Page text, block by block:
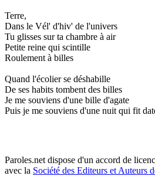
Terre,
Dans le Vél' d'hiv' de l'univers
Tu glisses sur ta chambre à air
Petite reine qui scintille
Roulement à billes
Quand l'écolier se déshabille
De ses habits tombent des billes
Je me souviens d'une bille d'agate
Puis je me souviens d'une nuit qui fit
Paroles.net dispose d'un accord de
avec la Société des Editeurs et Auteurs